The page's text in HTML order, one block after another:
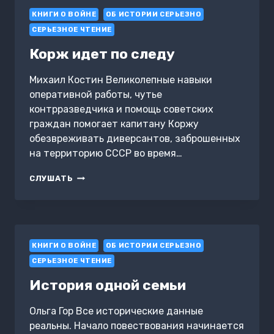
СЕРДЦЕ
ВОЙНЫ
КНИГИ О ВОЙНЕ
ОБ ИСТОРИИ СЕРЬЕЗНО
СЕРЬЕЗНОЕ ЧТЕНИЕ
Корж идет по следу
Михаил Костин Великолепные навыки
оперативной работы, чутье
контрразведчика и помощь советских
граждан помогает капитану Коржу
обезвреживать диверсантов, заброшенных
на территорию СССР во время…
СЛУШАТЬ КОРЖ
КНИГИ О ВОЙНЕ
ОБ ИСТОРИИ СЕРЬЕЗНО
СЕРЬЕЗНОЕ ЧТЕНИЕ
История одной семьи
Ольга Гор Все исторические данные
реальны. Начало повествования начинается